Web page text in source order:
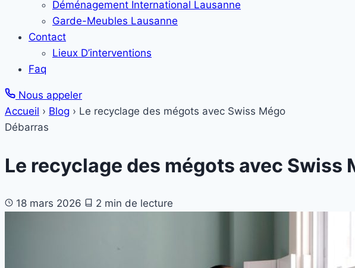
Déménagement International Lausanne
Garde-Meubles Lausanne
Contact
Lieux D’interventions
Faq
Nous appeler
Accueil › Blog › Le recyclage des mégots avec Swiss Mégo
Débarras
Le recyclage des mégots avec Swiss
18 mars 2026 2 min de lecture